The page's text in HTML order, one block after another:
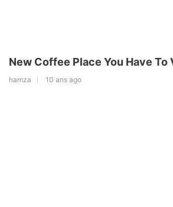
New Coffee Place You Have To
hamza 10 ans ago